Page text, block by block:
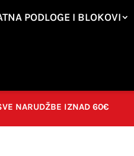
PODLOGE I BLOKOVI
NARUDŽBE IZNAD 60€